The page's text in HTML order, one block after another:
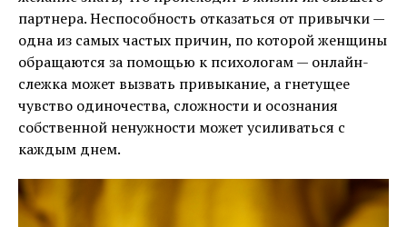
партнера. Неспособность отказаться от привычки —
одна из самых частых причин, по которой женщины
обращаются за помощью к психологам — онлайн-
слежка может вызвать привыкание, а гнетущее
чувство одиночества, сложности и осознания
собственной ненужности может усиливаться с
каждым днем.